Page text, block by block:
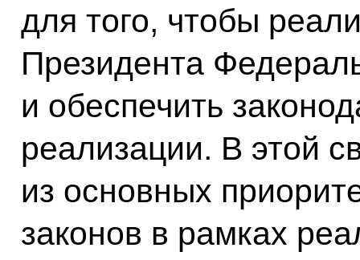
для того, чтобы
Президента
и обеспечить
реализации. В этой
из основных
законов в рамках